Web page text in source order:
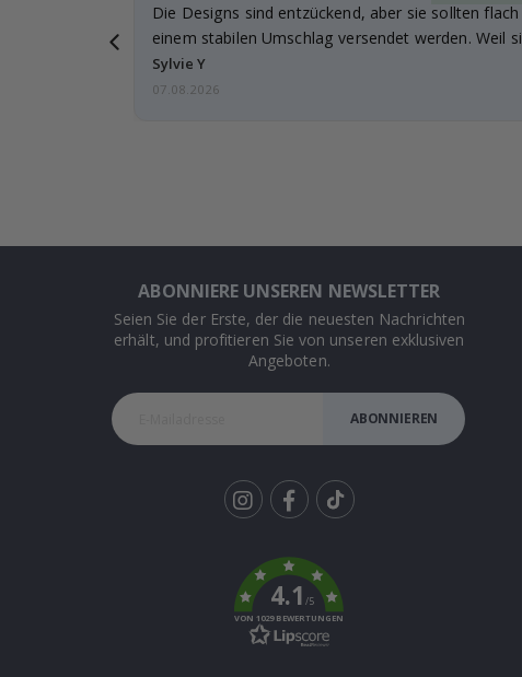
Die Designs sind entzückend, aber sie sollten flach
einem stabilen Umschlag versendet werden. Weil
Sylvie Y
07.08.2026
ABONNIERE UNSEREN NEWSLETTER
Seien Sie der Erste, der die neuesten Nachrichten
erhält, und profitieren Sie von unseren exklusiven
Angeboten.
ABONNIEREN
k
4.1/5
VON 1029 BEWERTUNGEN